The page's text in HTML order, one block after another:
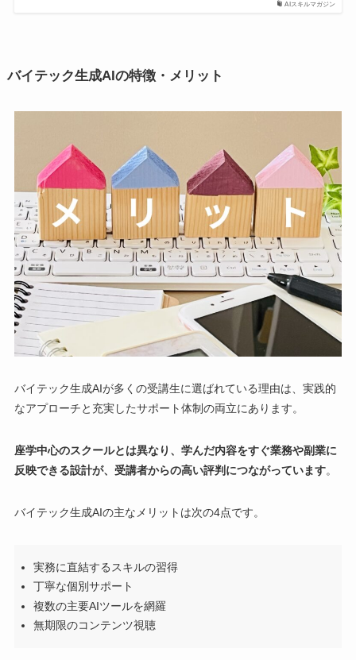
AIスキルマガジン
バイテック生成AIの特徴・メリット
バイテック生成AIが多くの受講生に選ばれている理由は、実践的
なアプローチと充実したサポート体制の両立にあります。
座学中心のスクールとは異なり、学んだ内容をすぐ業務や副業に
反映できる設計が、受講者からの高い評判につながっています。
バイテック生成AIの主なメリットは次の4点です。
実務に直結するスキルの習得
丁寧な個別サポート
複数の主要AIツールを網羅
無期限のコンテンツ視聴